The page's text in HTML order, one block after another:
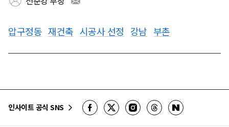
압구정동 재건축 시공사 선정 강남 부촌
인사이트 공식 SNS